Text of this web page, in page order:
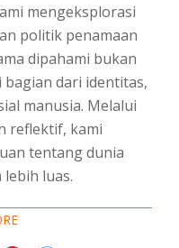
mengeksplorasi
politik penamaan
dipahami bukan
dari identitas,
manusia. Melalui
reflektif, kami
tentang dunia
lebih luas.